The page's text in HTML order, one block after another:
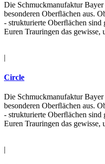
Die Schmuckmanufaktur
besonderen Oberﬂächen aus.
- strukturierte Oberﬂächen sind
Euren Trauringen das gewisse,
|
Circle
Die Schmuckmanufaktur
besonderen Oberﬂächen aus.
- strukturierte Oberﬂächen sind
Euren Trauringen das gewisse,
|